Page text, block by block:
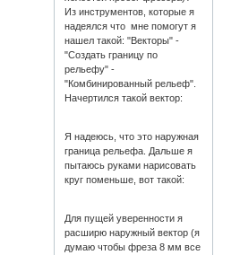
Из инструментов, которые я
надеялся что мне помогут я
нашел такой: "Векторы" -
"Создать границу по
рельефу" -
"Комбинированный рельеф".
Начертился такой вектор:
Я надеюсь, что это наружная
граница рельефа. Дальше я
пытаюсь руками нарисовать
круг поменьше, вот такой:
Для пущей уверенности я
расширю наружный вектор (я
думаю чтобы фреза 8 мм все